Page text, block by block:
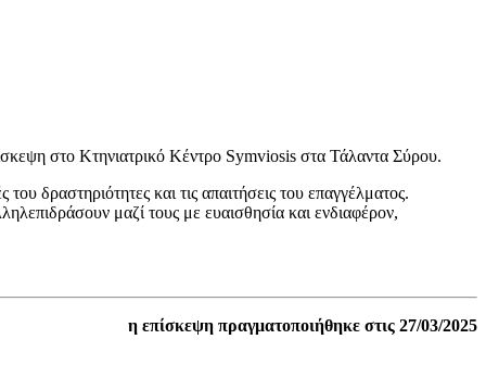
στο Κτηνιατρικό Κέντρο Symviosis στα Τάλαντα Σύρου.
δραστηριότητες και τις απαιτήσεις του επαγγέλματος.
μαζί τους με ευαισθησία και ενδιαφέρον,
η επίσκεψη πραγματοποιήθηκε στις 27/03/2025